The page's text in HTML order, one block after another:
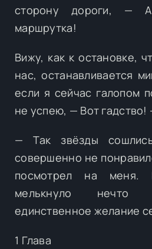
сторону дороги, —
маршрутка!
Вижу, как к остановке,
нас, останавливается
если я сейчас галопом
не успею, — Вот гадство!
— Так звёзды
совершенно не
посмотрел на меня.
мелькнуло нечто
единственное желание
1 Глава